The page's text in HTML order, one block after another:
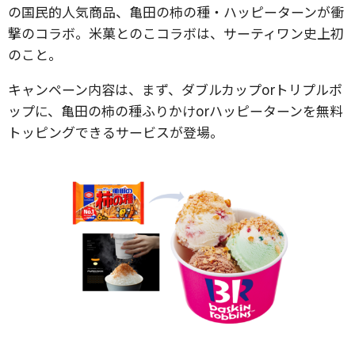
の国民的人気商品、亀田の柿の種・ハッピーターンが衝
撃のコラボ。米菓とのこコラボは、サーティワン史上初
のこと。
キャンペーン内容は、まず、ダブルカップorトリプルポ
ップに、亀田の柿の種ふりかけorハッピーターンを無料
トッピングできるサービスが登場。